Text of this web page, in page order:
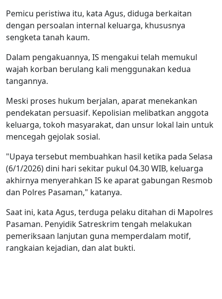
Pemicu peristiwa itu, kata Agus, diduga berkaitan
dengan persoalan internal keluarga, khususnya
sengketa tanah kaum.
Dalam pengakuannya, IS mengakui telah memukul
wajah korban berulang kali menggunakan kedua
tangannya.
Meski proses hukum berjalan, aparat menekankan
pendekatan persuasif. Kepolisian melibatkan anggota
keluarga, tokoh masyarakat, dan unsur lokal lain untuk
mencegah gejolak sosial.
"Upaya tersebut membuahkan hasil ketika pada Selasa
(6/1/2026) dini hari sekitar pukul 04.30 WIB, keluarga
akhirnya menyerahkan IS ke aparat gabungan Resmob
dan Polres Pasaman," katanya.
Saat ini, kata Agus, terduga pelaku ditahan di Mapolres
Pasaman. Penyidik Satreskrim tengah melakukan
pemeriksaan lanjutan guna memperdalam motif,
rangkaian kejadian, dan alat bukti.